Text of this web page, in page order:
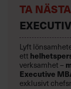
TA
Lyft
ett
verksamhet –
Executive
exklusivt